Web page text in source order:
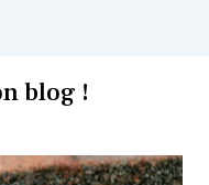
blog !